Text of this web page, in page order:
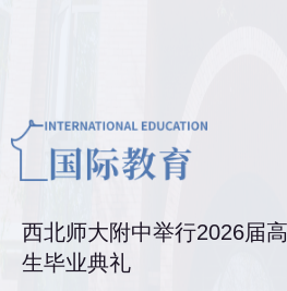
西北师大附中举行2026届
生毕业典礼